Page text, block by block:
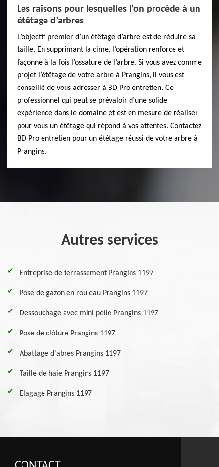
Les raisons pour lesquelles l’on procède à un
étêtage d’arbres
L’objectif premier d’un étêtage d’arbre est de réduire sa
taille. En supprimant la cime, l’opération renforce et
façonne à la fois l’ossature de l’arbre. Si vous avez comme
projet l’étêtage de votre arbre à Prangins, il vous est
conseillé de vous adresser à BD Pro entretien. Ce
professionnel qui peut se prévaloir d’une solide
expérience dans le domaine et est en mesure de réaliser
pour vous un étêtage qui répond à vos attentes. Contactez
BD Pro entretien pour un étêtage réussi de votre arbre à
Prangins.
Autres services
Entreprise de terrassement Prangins 1197
Pose de gazon en rouleau Prangins 1197
Dessouchage avec mini pelle Prangins 1197
Pose de clôture Prangins 1197
Abattage d'abres Prangins 1197
Taille de haie Prangins 1197
Elagage Prangins 1197